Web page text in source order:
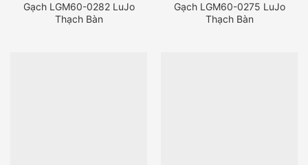
Gạch LGM60-0282 LuJo
Thạch Bàn
Gạch LGM60-0275 LuJo
Thạch Bàn